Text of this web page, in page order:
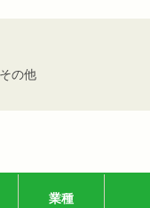
の他
業種